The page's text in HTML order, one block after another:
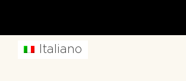
Italiano